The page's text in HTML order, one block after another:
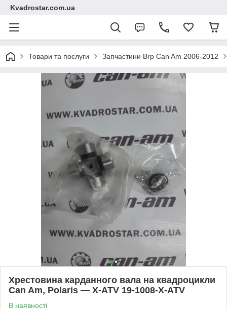
Kvadrostar.com.ua
Товари та послуги Запчастини Brp Can Am 2006-2012
Хрестовина карданного вала на квадроцикли
Can Am, Polaris — X-ATV 19-1008-X-ATV
В наявності